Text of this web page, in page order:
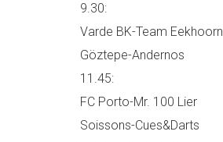
9.30:
Varde BK-Team Eekhoorn
Göztepe-Andernos
11.45:
FC Porto-Mr. 100 Lier
Soissons-Cues&Darts